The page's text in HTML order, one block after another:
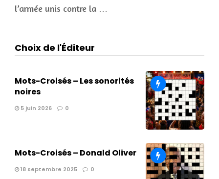
l’armée unis contre la …
Choix de l'Éditeur
Mots-Croisés – Les sonorités
noires
5 juin 2026 0
Mots-Croisés – Donald Oliver
18 septembre 2025 0